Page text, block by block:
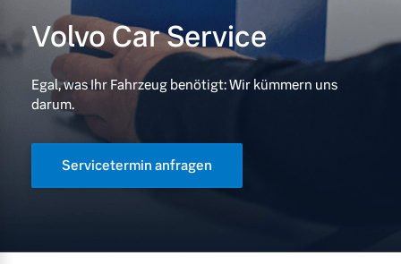
Mild-Hybrid
4 Modelle
Volvo Gebrauchtwagenbörse
Gebrauchtwagen
Volvo kauft Ihr Auto
Aktuelle Zubehörangebote
Kontakt und Anfahrt
Unsere News & Events
Volvo Car Service
Egal, was Ihr Fahrzeug benötigt: Wir kümmern uns
darum.
Servicetermin anfragen